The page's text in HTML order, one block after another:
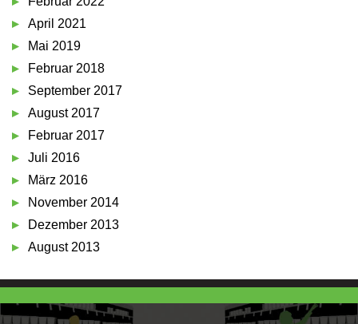
April 2021
Mai 2019
Februar 2018
September 2017
August 2017
Februar 2017
Juli 2016
März 2016
November 2014
Dezember 2013
August 2013